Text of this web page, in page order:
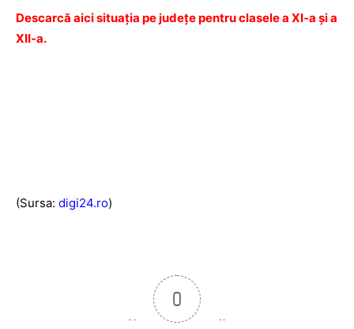
Descarcă aici situația pe județe pentru clasele a XI-a şi a
XII-a.
(Sursa: digi24.ro)
0